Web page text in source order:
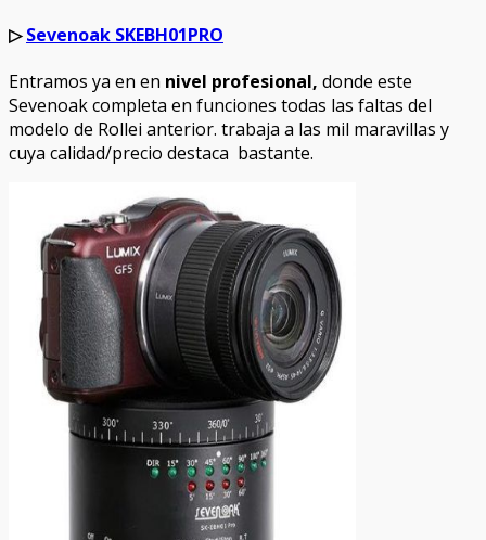
▷Sevenoak SKEBH01PRO
Entramos ya en en nivel profesional, donde este
Sevenoak completa en funciones todas las faltas del
modelo de Rollei anterior. trabaja a las mil maravillas y
cuya calidad/precio destaca bastante.